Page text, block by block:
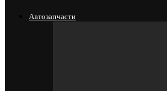
Автозапчасти